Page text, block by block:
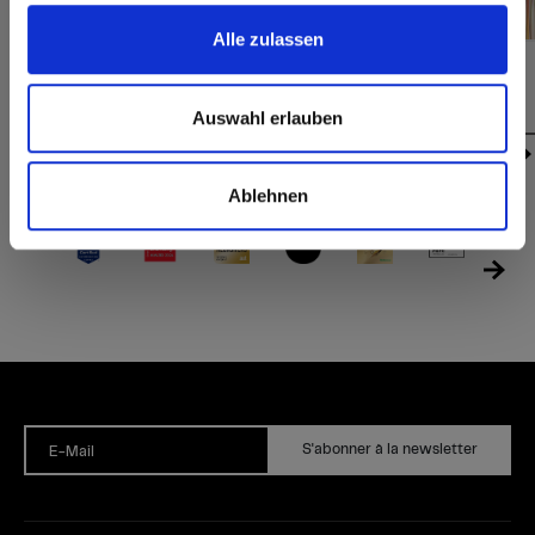
Alle zulassen
Auswahl erlauben
Ablehnen
P946 Golden Wave P931 Whoosh
E-Mail S'abonner à la newsletter